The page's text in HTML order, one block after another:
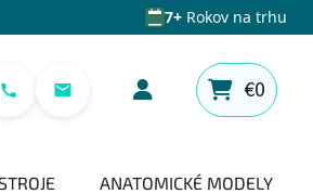
7+Rokov na trhu
NÁKUPNÝ
€0
ANATOMICKÉ MODELY